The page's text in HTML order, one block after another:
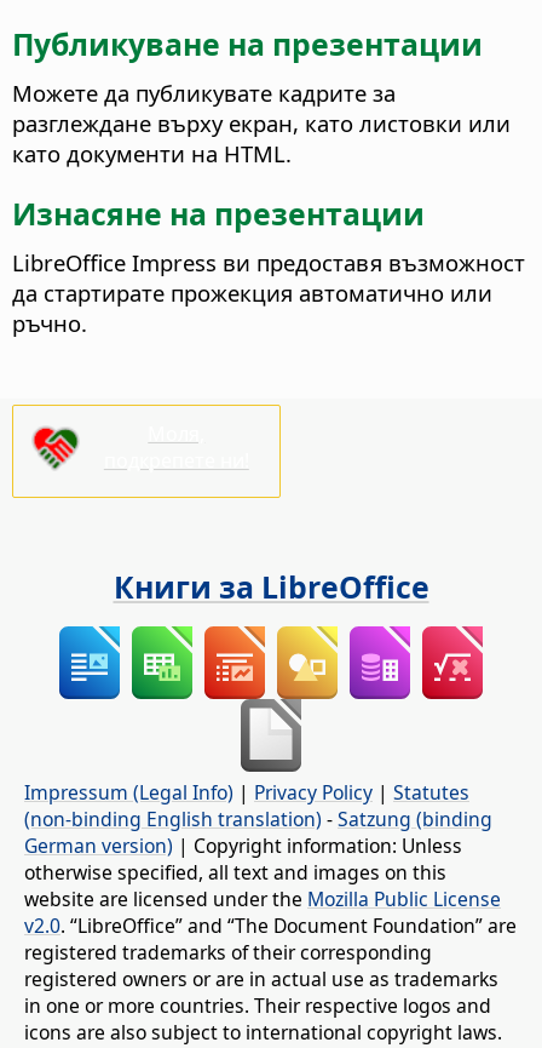
Публикуване на презентации
Можете да публикувате кадрите за
разглеждане върху екран, като листовки или
като документи на HTML.
Изнасяне на презентации
LibreOffice Impress ви предоставя възможност
да стартирате прожекция автоматично или
ръчно.
Книги за LibreOffice
Impressum (Legal Info) | Privacy Policy | Statutes
(non-binding English translation) -Satzung (binding
German version) | Copyright information: Unless
otherwise specified, all text and images on this
website are licensed under the Mozilla Public License
v2.0. “LibreOffice” and “The Document Foundation” are
registered trademarks of their corresponding
registered owners or are in actual use as trademarks
in one or more countries. Their respective logos and
icons are also subject to international copyright laws.